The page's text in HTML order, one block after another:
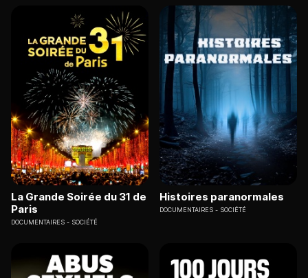
La Grande Soirée du 31 de
Paris
DOCUMENTAIRES SOCIÉTÉ
Histoires paranormales
DOCUMENTAIRES SOCIÉTÉ